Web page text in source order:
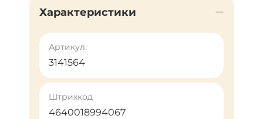
Характеристики
Артикул:
3141564
Штрихкод
4640018994067